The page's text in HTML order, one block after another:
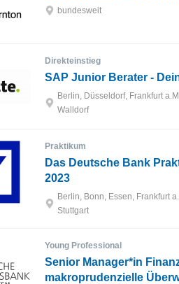
bundesweit
Direkteinstieg
SAP Junior Berater -
Berlin, Düsseldorf, Frankfurt
Walldorf
Praktikum
Das Deutsche Bank
2023
Berlin, Bonn, Essen, Frankfurt
Stuttgart
Young Professional
Senior Manager*in
makroprudenzielle